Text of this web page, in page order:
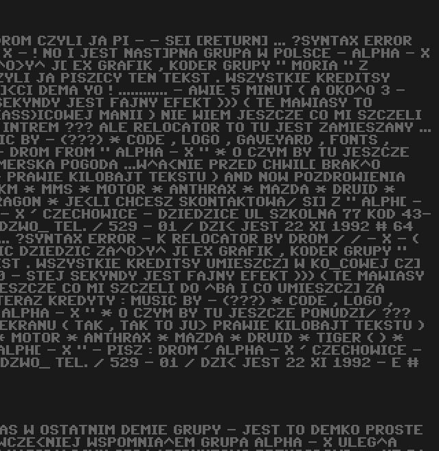
CZYLI JA PI - - SEI [RETURN] ... ?SYNTAX ERROR
- ! NO I JEST NAST]PNA GRUPA W POLSCE - ALPHA - X
J[ EX GRAFIK , KODER GRUPY " MORIA " Z
JA PISZ[CY TEN TEKST . WSZYSTKIE KREDITSY
DEMA YO ! ............ - AWIE 5 MINUT ( A OKO^O 3 -
JEST FAJNY EFEKT ))) ( TE MAWIASY TO
MANII ) NIE WIEM JESZCZE CO MI SZCZELI
??? ALE RELOCATOR TO TU JEST ZAMIESZANY ...
BY - (???) * CODE , LOGO , GAVEYARD , FONTS ,
FROM " ALPHA - X " * O CZYM BY TU JESZCZE
POGODA ...W^A<NIE PRZED CHWIL[ BRAK^O
KILOBAJT TEKSTU ) AND NOW POZDROWIENIA
* MMS * MOTOR * ANTHRAX * MAZDA * DRUID *
* JE<LI CHCESZ SKONTAKTOWA/ SI] Z " ALPH[ -
' CZECHOWICE - DZIEDZICE UL SZKOLNA 77 KOD 43-
DZWO_ TEL. / 529 - 01 / DZI< JEST 22 XI 1992 # 64
?SYNTAX ERROR - K RELOCATOR BY DROM / / - X - (
DZIEDZIC ZA^O>Y^ J[ EX GRAFIK , KODER GRUPY "
WSZYSTKIE KREDITSY UMIESZCZ] W KO_COWEJ CZ]
STEJ SEKYNDY JEST FAJNY EFEKT ))) ( TE MAWIASY
CO MI SZCZELI DO ^BA I CO UMIESZCZ] ZA
KREDYTY : MUSIC BY - (???) * CODE , LOGO ,
ALPHA - X " * O CZYM BY TU JESZCZE PONUDZI/ ???
( TAK , TAK TO JU> PRAWIE KILOBAJT TEKSTU )
* MOTOR * ANTHRAX * MAZDA * DRUID * TIGER ( ) *
- X " - PISZ : DROM ' ALPHA - X ' CZECHOWICE -
DZWO_ TEL. / 529 - 01 / DZI< JEST 22 XI 1992 - E #
W OSTATNIM DEMIE GRUPY - JEST TO DEMKO PROSTE
WSPOMNIA^EM GRUPA ALPHA - X ULEG^A